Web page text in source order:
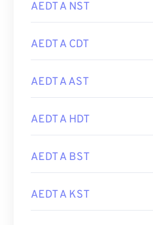
AEDT A NST
AEDT A CDT
AEDT A AST
AEDT A HDT
AEDT A BST
AEDT A KST